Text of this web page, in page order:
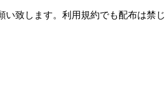
致します。利用規約でも配布は禁じ